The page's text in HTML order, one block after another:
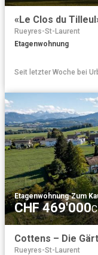
«Le Clos du
Rueyres-St-Laurent
Etagenwohnung
Seit letzter Woche bei
Etagenwohnung·Zum
CHF 469'000
Cottens – Die
Rueyres-St-Laurent